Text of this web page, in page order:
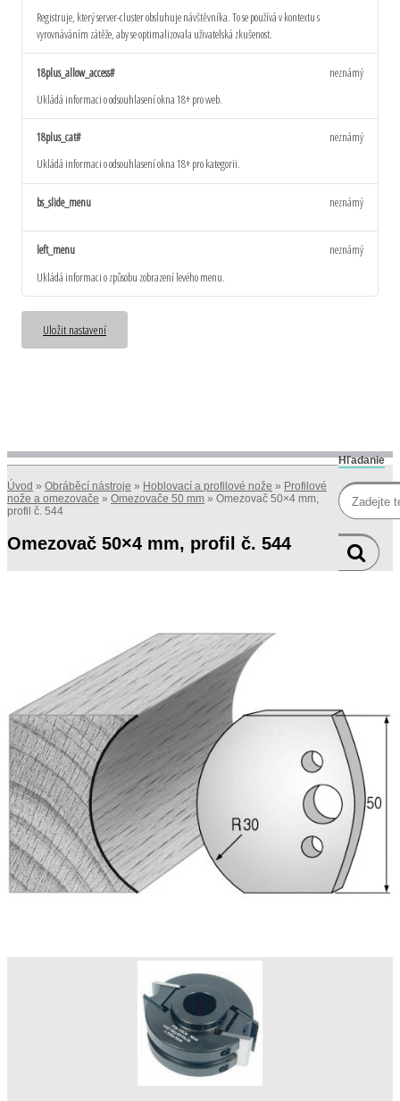
Registruje, který server-cluster obsluhuje návštěvníka. To se používá v kontextu s
vyrovnáváním zátěže, aby se optimalizovala uživatelská zkušenost.
18plus_allow_access#
Ukládá informaci o odsouhlasení okna 18+ pro web.
neznámý
18plus_cat#
Ukládá informaci o odsouhlasení okna 18+ pro kategorii.
neznámý
bs_slide_menu neznámý
left_menu
Ukládá informaci o způsobu zobrazení levého menu.
neznámý
Uložit nastavení
Hľadanie
Úvod » Obráběcí nástroje » Hoblovací a profilové nože » Profilové
nože a omezovače » Omezovače 50 mm » Omezovač 50×4 mm,
profil č. 544
Omezovač 50×4 mm, profil č. 544